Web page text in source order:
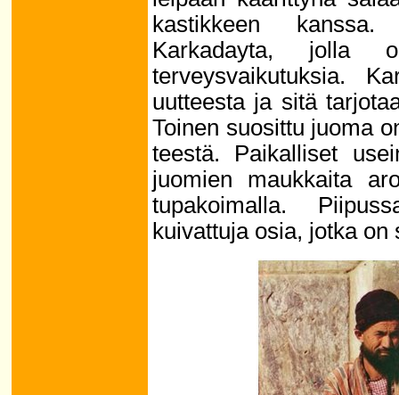
kastikkeen
Karkadayta, jolla
terveysvaikutuksia.
uutteesta ja sitä
Toinen suosittu juoma
teestä. Paikalliset
juomien maukkaita
tupakoimalla.
kuivattuja osia, jotka